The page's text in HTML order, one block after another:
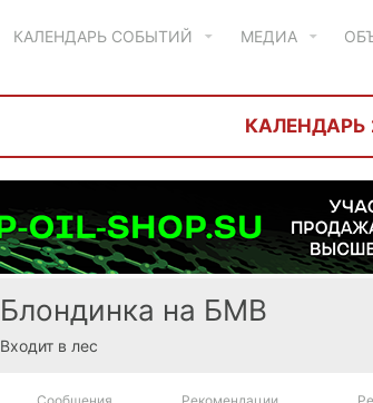
КАЛЕНДАРЬ СОБЫТИЙ МЕДИА
КАЛЕНДАРЬ
Блондинка на БМВ
Входит в лес